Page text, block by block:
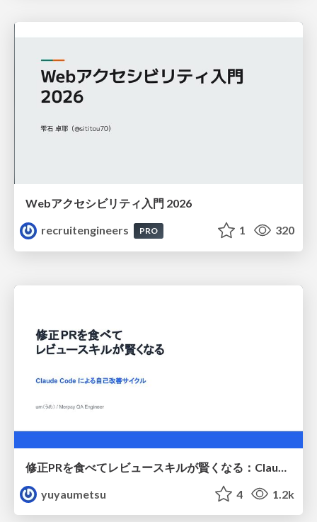
Webアクセシビリティ入門 2026
recruitengineers
PRO 1 320
yuyaumetsu
4 1.2k